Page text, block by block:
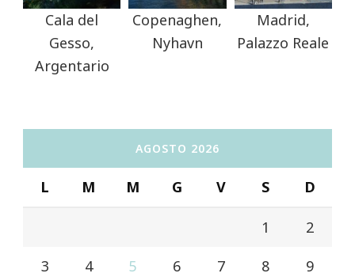
Cala del
Gesso,
Argentario
Copenaghen,
Nyhavn
Madrid,
Palazzo Reale
AGOSTO 2026
L M M G V S D
1 2
3 4 5 6 7 8 9